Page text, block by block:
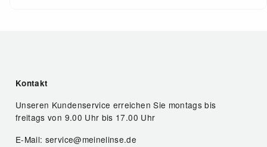
Kontakt
Unseren Kundenservice erreichen Sie montags bis
freitags von 9.00 Uhr bis 17.00 Uhr
E-Mail: service@meinelinse.de